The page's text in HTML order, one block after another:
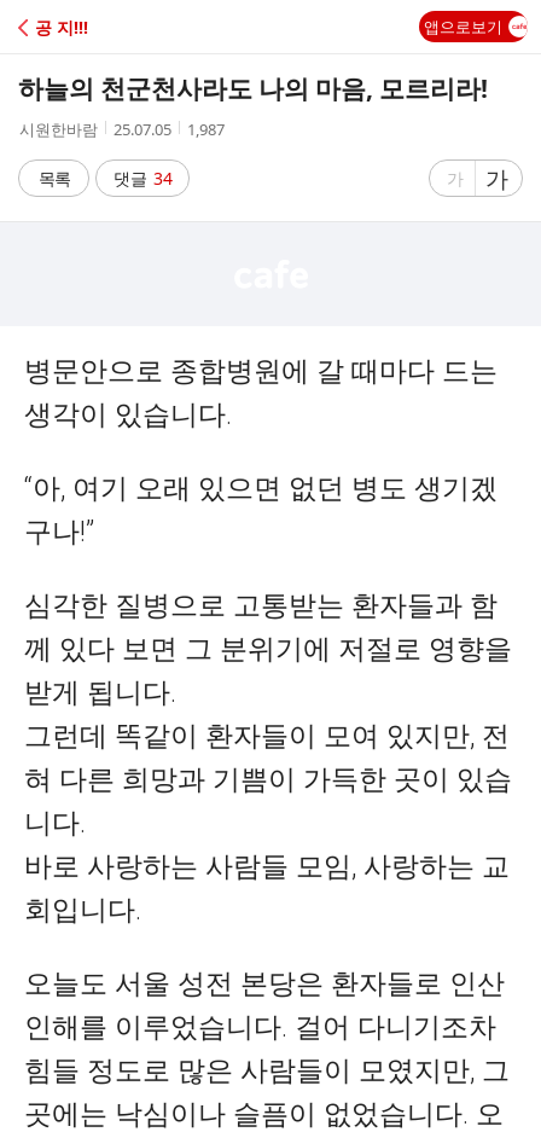
C
A
공 지!!! 앱으로보기
하늘의 천군천사라도 나의 마음, 모르리라!
작
자
시원한바람
작
시
간
25.07.05
조
수
1,987
목록 댓글 34
글
게
가
글
자
가
병문안으로 종합병원에 갈 때마다 드는
생각이 있습니다.
“아, 여기 오래 있으면 없던 병도 생기겠
구나!”
심각한 질병으로 고통받는 환자들과 함
께 있다 보면 그 분위기에 저절로 영향을
받게 됩니다.
그런데 똑같이 환자들이 모여 있지만, 전
혀 다른 희망과 기쁨이 가득한 곳이 있습
니다.
바로 사랑하는 사람들 모임, 사랑하는 교
회입니다.
오늘도 서울 성전 본당은 환자들로 인산
인해를 이루었습니다. 걸어 다니기조차
힘들 정도로 많은 사람들이 모였지만, 그
곳에는 낙심이나 슬픔이 없었습니다. 오